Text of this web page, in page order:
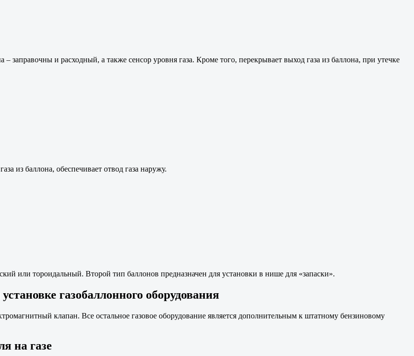
заправочны и расходный, а также сенсор уровня газа. Кроме того, перекрывает выход газа из баллона, при утечке
из баллона, обеспечивает отвод газа наружу.
или тороидальный. Второй тип баллонов предназначен для установки в нише для «запаски».
газобаллонного оборудования
клапан. Все остальное газовое оборудование является дополнительным к штатному бензиновому
на газе